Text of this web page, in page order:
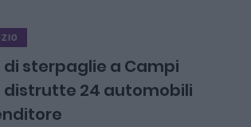
sterpaglie a Campi
distrutte 24 automobili